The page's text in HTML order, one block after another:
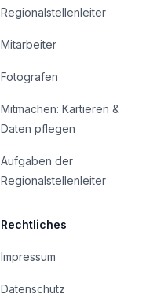
Regionalstellenleiter
Mitarbeiter
Fotografen
Mitmachen: Kartieren &
Daten pflegen
Aufgaben der
Regionalstellenleiter
Rechtliches
Impressum
Datenschutz